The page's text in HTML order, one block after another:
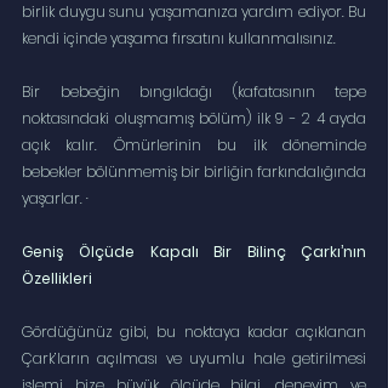
birlik duygu sunu yaşamanıza yardım ediyor. Bu
kendi içinde yaşama fırsatını kullanmalısınız.
Bir bebeğin bıngıldağı (kafatasının tepe
noktasındaki oluşmamış bölüm) ilk 9 - 2 4 ayda
açık kalır. Ömürlerinin bu ilk döneminde
bebekler bölünmemiş bir birliğin farkındalığında
yaşarlar. ·
Geniş Ölçüde Kapalı Bir Bilinç Çarkı’nın
Özellikleri
Gördüğünüz gibi, bu noktaya kadar açıklanan
Çark’ların açılması ve uyumlu hale getirilmesi